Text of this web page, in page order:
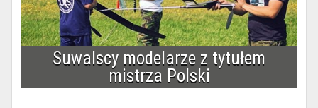
Suwalscy modelarze z tytułem
mistrza Polski